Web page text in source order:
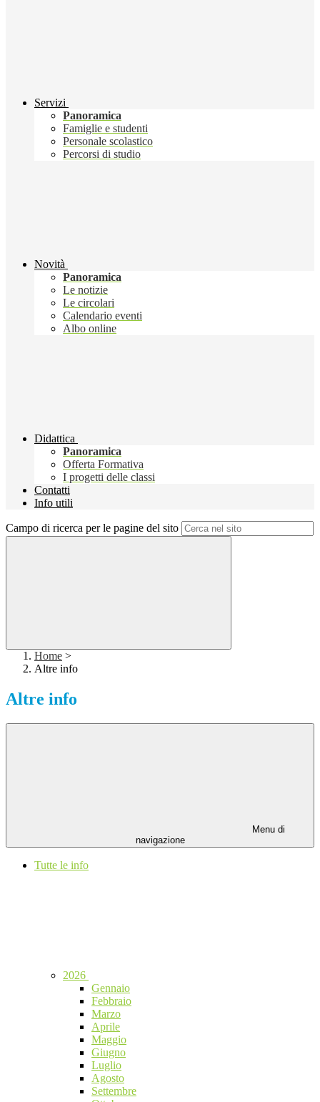
Servizi
Panoramica
Famiglie e studenti
Personale scolastico
Percorsi di studio
Novità
Panoramica
Le notizie
Le circolari
Calendario eventi
Albo online
Didattica
Panoramica
Offerta Formativa
I progetti delle classi
Contatti
Info utili
Campo di ricerca per le pagine del sito
Home >
Altre info
Altre info
Menu di
navigazione
Tutte le info
2026
Gennaio
Febbraio
Marzo
Aprile
Maggio
Giugno
Luglio
Agosto
Settembre